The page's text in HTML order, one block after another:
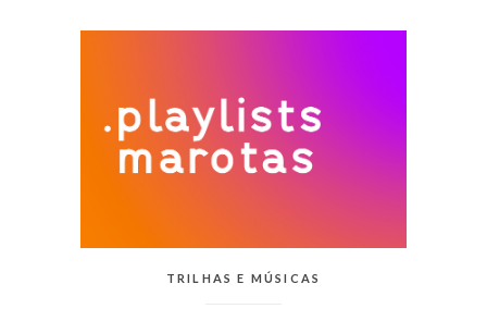
CATEGORIAS:
TRILHAS E MÚSICAS